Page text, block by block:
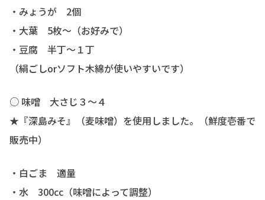
・みょうが 2個
・大葉 5枚〜（お好みで）
・豆腐 半丁〜１丁
（絹ごしorソフト木綿が使いやすいです）
○ 味噌 大さじ３〜４
★『深島みそ』（麦味噌）を使用しました。（鮮度壱番で
販売中）
・白ごま 適量
・水 300cc（味噌によって調整）